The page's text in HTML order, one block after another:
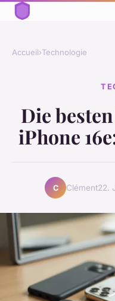
Accueil›Technologie
Die
iPhone
C Clément22.